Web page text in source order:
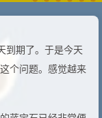
到期了。于是今天
个问题。感觉越来